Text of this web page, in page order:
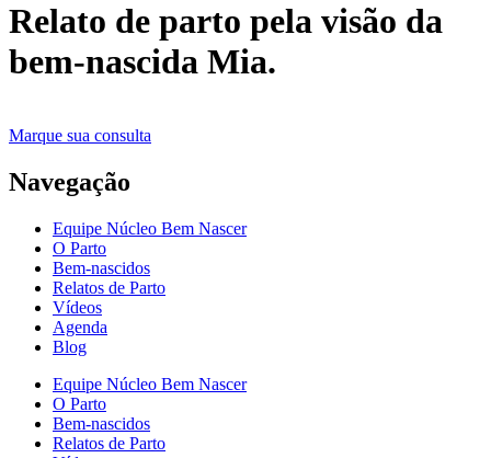
Relato de parto pela visão da
bem-nascida Mia.
Marque sua consulta
Navegação
Equipe Núcleo Bem Nascer
O Parto
Bem-nascidos
Relatos de Parto
Vídeos
Agenda
Blog
Equipe Núcleo Bem Nascer
O Parto
Bem-nascidos
Relatos de Parto